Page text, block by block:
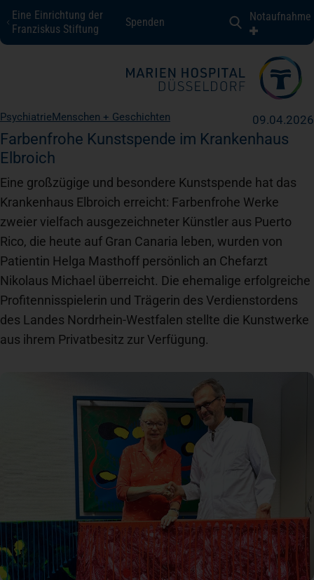
Eine Einrichtung der
Franziskus Stiftung
Spenden Notaufnahme
Marien Hospital Düsseldorf
Patienten + Besucher
Über uns
Karriere
Kontakt
Spenden+ Helfen
Spenden + Helfen
PsychiatrieMenschen + Geschichten 09.04.2026
Farbenfrohe Kunstspende im Krankenhaus
Elbroich
Eine großzügige und besondere Kunstspende hat das
Krankenhaus Elbroich erreicht: Farbenfrohe Werke
zweier vielfach ausgezeichneter Künstler aus Puerto
Rico, die heute auf Gran Canaria leben, wurden von
Patientin Helga Masthoff persönlich an Chefarzt
Nikolaus Michael überreicht. Die ehemalige erfolgreiche
Profitennisspielerin und Trägerin des Verdienstordens
des Landes Nordrhein-Westfalen stellte die Kunstwerke
aus ihrem Privatbesitz zur Verfügung.